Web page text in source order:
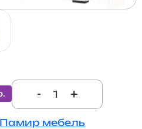
- +
Памир мебель